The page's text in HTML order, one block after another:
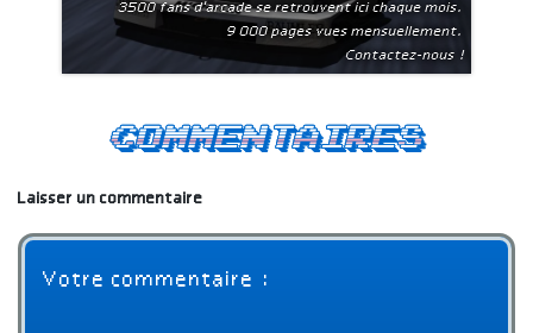
3500 fans d'arcade se retrouvent ici chaque mois.
9 000 pages vues mensuellement.
Contactez-nous !
Commentaires
Laisser un commentaire